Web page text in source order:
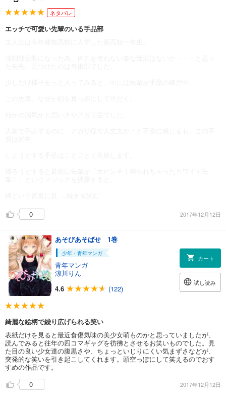
ネタバレ
エッチで可愛い先輩のいる手品部
0 2017年12月12日
あそびあそばせ 1巻
少年・青年マンガ
青年マンガ
涼川りん
4.6
(122)
カート
試し読み
綺麗な絵柄で繰り広げられる笑い
表紙だけを見ると最近食傷気味の美少女萌ものかと思っていましたが、
読んでみると往年の四コマギャグを彷彿とさせるお笑いものでした。見
た目の良い少女達の腹黒さや、ちょっといじりにくい気まずさなどが、
突発的な笑いを引き起こしてくれます。頭空っぽにして笑えるのでおす
すめの作品です。
0
2017年12月12日